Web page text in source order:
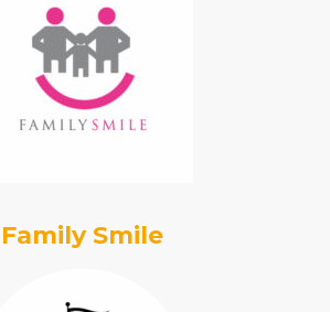
Family Smile